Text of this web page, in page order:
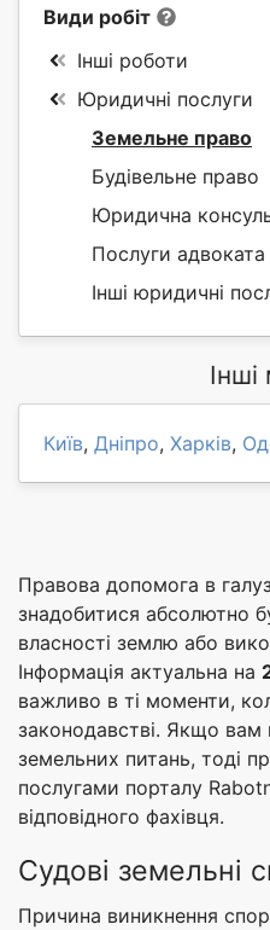
Види робіт
Інші роботи
Юридичні послуги
Земельне право
Будівельне право
Юридична
Послуги адвоката
Інші юридичні
Інші
Київ, Дніпро, Харків,
Правова допомога в
знадобитися абсолютно
власності землю або
Інформація актуальна на
важливо в ті моменти,
законодавстві. Якщо вам
земельних питань, тоді
послугами порталу
відповідного фахівця.
Судові земельні
Причина виникнення